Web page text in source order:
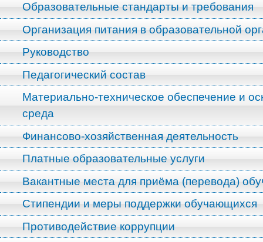
Образовательные стандарты и требования
Организация питания в образовательной
Руководство
Педагогический состав
Материально-техническое обеспечение и
среда
Финансово-хозяйственная деятельность
Платные образовательные услуги
Вакантные места для приёма (перевода)
Стипендии и меры поддержки обучающихся
Противодействие коррупции